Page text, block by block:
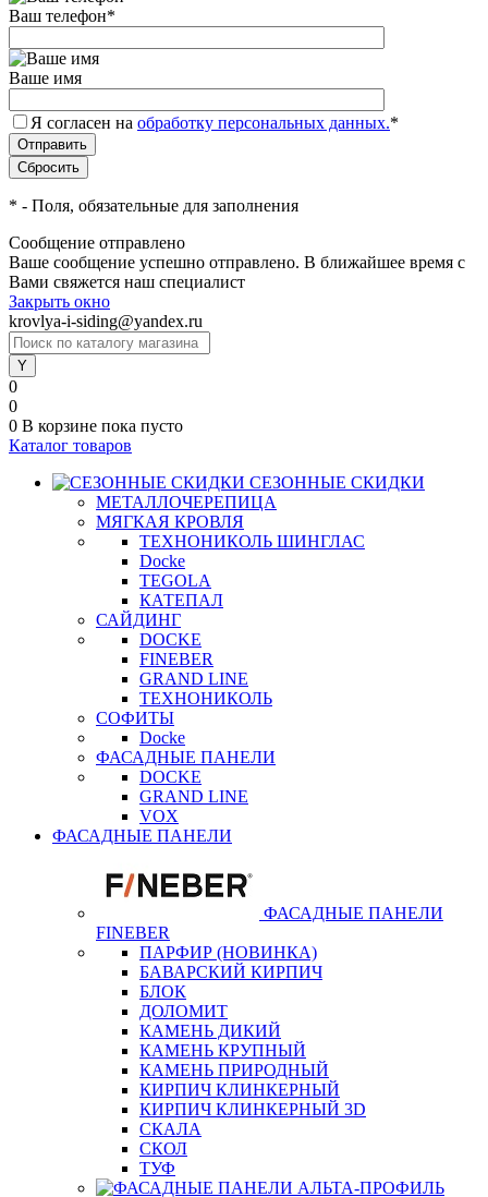
Ваш телефон*
Ваше имя
Я согласен на обработку персональных данных.*
* - Поля, обязательные для заполнения
Сообщение отправлено
Ваше сообщение успешно отправлено. В ближайшее время с
Вами свяжется наш специалист
Закрыть окно
krovlya-i-siding@yandex.ru
0
0
0 В корзине пока пусто
Каталог товаров
СЕЗОННЫЕ СКИДКИ
МЕТАЛЛОЧЕРЕПИЦА
МЯГКАЯ КРОВЛЯ
ТЕХНОНИКОЛЬ ШИНГЛАС
Docke
TEGOLA
КАТЕПАЛ
САЙДИНГ
DOCKE
FINEBER
GRAND LINE
ТЕХНОНИКОЛЬ
СОФИТЫ
Docke
ФАСАДНЫЕ ПАНЕЛИ
DOCKE
GRAND LINE
VOX
ФАСАДНЫЕ ПАНЕЛИ
ФАСАДНЫЕ ПАНЕЛИ
FINEBER
ПАРФИР (НОВИНКА)
БАВАРСКИЙ КИРПИЧ
БЛОК
ДОЛОМИТ
КАМЕНЬ ДИКИЙ
КАМЕНЬ КРУПНЫЙ
КАМЕНЬ ПРИРОДНЫЙ
КИРПИЧ КЛИНКЕРНЫЙ
КИРПИЧ КЛИНКЕРНЫЙ 3D
СКАЛА
СКОЛ
ТУФ